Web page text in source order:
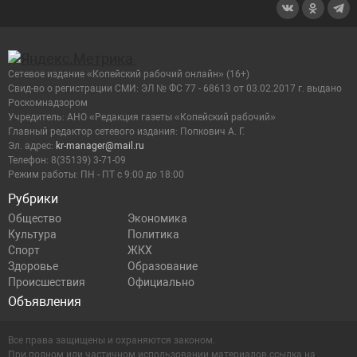
Рубрики
Общество
Экономика
Культура
Политика
Спорт
ЖКХ
Здоровье
Образование
Происшествия
Официально
Объявления
Сетевое издание «Копейский рабочий онлайн» (16+)
Cвид-во о регистрации СМИ: ЭЛ № ФС 77 - 68613 от 03.02.2017 г. выдано
Роскомнадзором
Учредитель: АНО «Редакция газеты «Копейский рабочий»
Главный редактор сетевого издания: Попкович А. Г.
Эл. адрес: kr-manager@mail.ru
Телефон: 8(35139) 3-71-09
Режим работы: ПН - ПТ с 9:00 до 18:00
Все права защищены и охраняются законом.
При полном или частичном использовании материалов ссылка на